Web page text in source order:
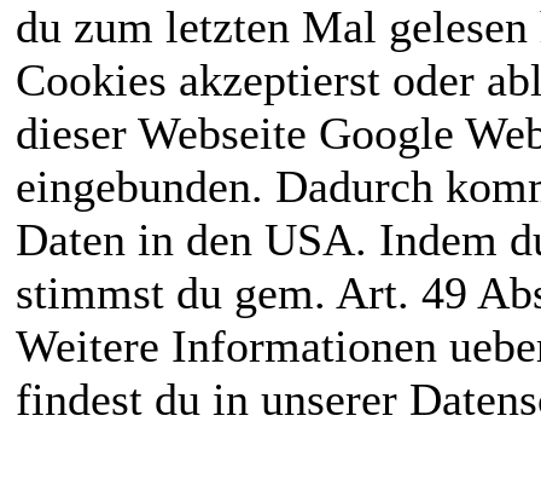
du zum letzten Mal
Cookies akzeptierst oder
dieser Webseite Google
eingebunden. Dadurch
Daten in den USA. Indem
stimmst du gem. Art. 49
Weitere Informationen
findest du in unserer